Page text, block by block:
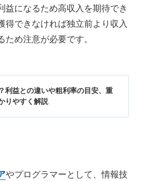
益になるため高収入を期待でき
得できなければ独立前より収入
ため注意が必要です。
利益との違いや粗利率の目安、重
りやすく解説
やプログラマーとして、情報技